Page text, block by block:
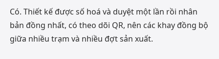
Có. Thiết kế được số hoá và duyệt một lần rồi nhân
bản đồng nhất, có theo dõi QR, nên các khay đồng bộ
giữa nhiều trạm và nhiều đợt sản xuất.